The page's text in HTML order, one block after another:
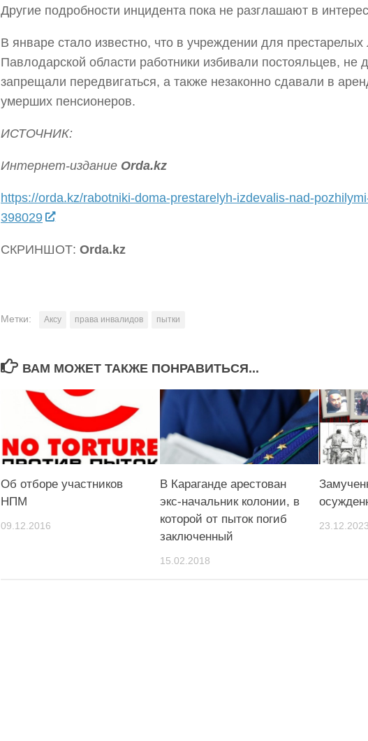
Другие подробности инцидента пока не разглашают в
В январе стало известно, что в учреждении для
Павлодарской области работники избивали постояльцев, не
запрещали передвигаться, а также незаконно сдавали в
умерших пенсионеров.
ИСТОЧНИК:
Интернет-издание Orda.kz
https://orda.kz/rabotniki-doma-prestarelyh-izdevalis-nad-
398029
СКРИНШОТ: Orda.kz
Метки: Аксу права инвалидов пытки
ВАМ МОЖЕТ ТАКЖЕ ПОНРАВИТЬСЯ...
Об отборе участников
НПМ
09.12.2016
В Караганде арестован
экс-начальник колонии, в
которой от пыток погиб
заключенный
15.02.2018